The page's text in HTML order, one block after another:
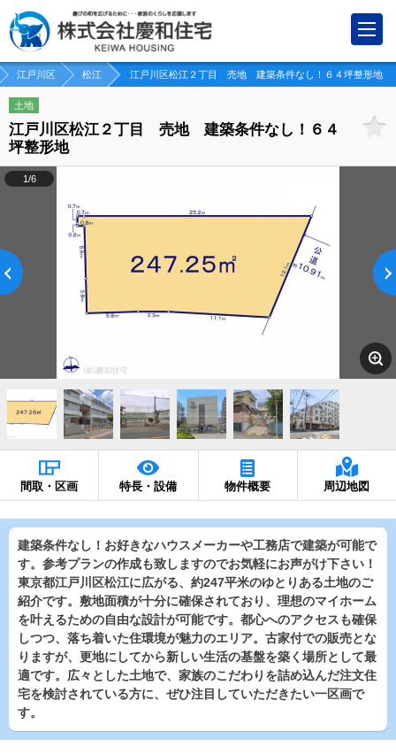
江戸川区 松江 江戸川区松江２丁目 売地 建築条件なし！６４坪整形地
土地
江戸川区松江２丁目 売地 建築条件なし！６４
坪整形地
1/6
間取・区画 特長・設備 物件概要 周辺地図
建築条件なし！お好きなハウスメーカーや工務店で建築が可能で
す。参考プランの作成も致しますのでお気軽にお声がけ下さい！
東京都江戸川区松江に広がる、約247平米のゆとりある土地のご
紹介です。敷地面積が十分に確保されており、理想のマイホーム
を叶えるための自由な設計が可能です。都心へのアクセスも確保
しつつ、落ち着いた住環境が魅力のエリア。古家付での販売とな
りますが、更地にしてから新しい生活の基盤を築く場所として最
適です。広々とした土地で、家族のこだわりを詰め込んだ注文住
宅を検討されている方に、ぜひ注目していただきたい一区画で
す。